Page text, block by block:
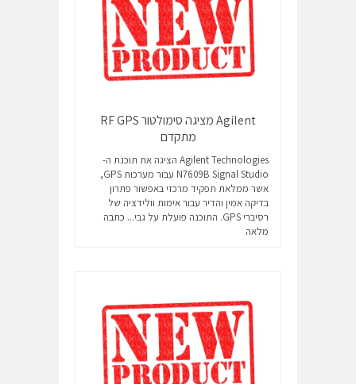
Agilent מציגה סימולטור RF GPS
מתקדם
Agilent Technologies הציגה את תוכנת ה-
N7609B Signal Studio עבור מערכות GPS,
אשר ממלאת תפקיד מרכזי באפשור פתרון
בדיקה אמין והדיר עבור אימות וולידציה של
רסיברי GPS. התוכנה פועלת על גבי...
כתבה
מלאה